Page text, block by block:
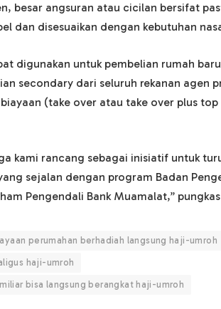
besar angsuran atau cicilan bersifat
dan disesuaikan dengan kebutuhan
digunakan untuk pembelian rumah
secondary dari seluruh rekanan agen
(take over atau take over plus top
kami rancang sebagai inisiatif untuk
sejalan dengan program Badan
Pengendali Bank Muamalat,”
perumahan berhadiah langsung haji-umroh
haji-umroh
bisa langsung berangkat haji-umroh